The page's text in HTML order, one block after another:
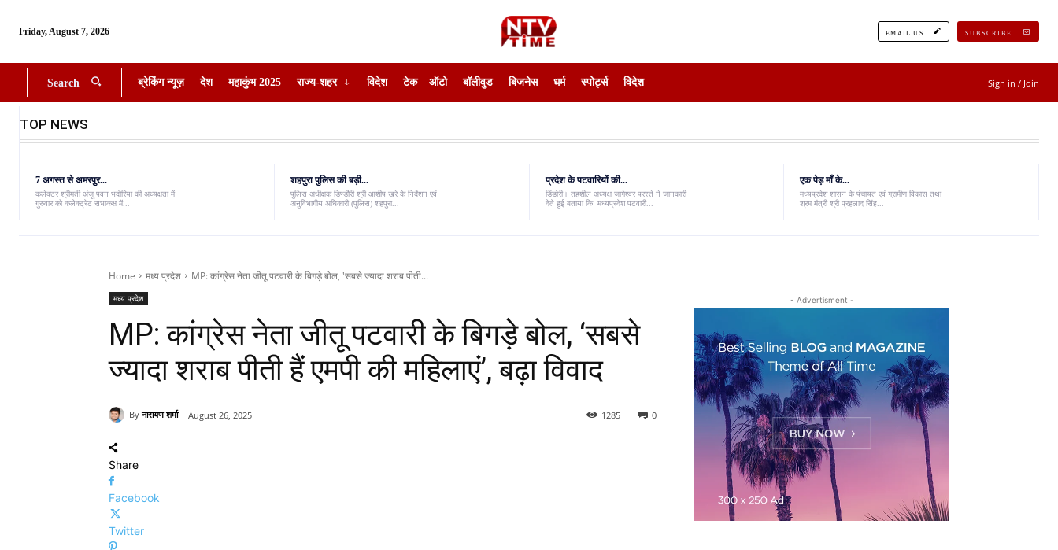
Friday, August 7, 2026 EMAIL US SUBSCRIBE
Search ब्रेकिंग न्यूज़ देश महाकुंभ 2025 राज्य-शहर विदेश टेक – ऑटो बॉलीवुड बिजनेस धर्म स्पोर्ट्स विदेश Sign in / Join
TOP NEWS
7 अगस्त से अमरपुर...
कलेक्टर श्रीमती अंजू पवन भदौरिया की अध्यक्षता में
गुरुवार को कलेक्ट्रेट सभाकक्ष में...
शहपुरा पुलिस की बड़ी...
पुलिस अधीक्षक डिण्डौरी श्री आशीष खरे के निर्देशन एवं
अनुविभागीय अधिकारी (पुलिस) शहपुरा...
प्रदेश के पटवारियों की...
डिंडोरी। तहशील अध्यक्ष जागेश्वर परस्ते ने जानकारी
देते हुई बताया कि मध्यप्रदेश पटवारी...
एक पेड़ माँ के...
मध्यप्रदेश शासन के पंचायत एवं ग्रामीण विकास तथा
श्रम मंत्री श्री प्रहलाद सिंह...
Home मध्य प्रदेश MP: कांग्रेस नेता जीतू पटवारी के बिगड़े बोल, 'सबसे ज्यादा शराब पीती...
मध्य प्रदेश
MP: कांग्रेस नेता जीतू पटवारी के बिगड़े बोल, ‘सबसे
ज्यादा शराब पीती हैं एमपी की महिलाएं’, बढ़ा विवाद
By नारायण शर्मा August 26, 2025 0
1285
Share
Facebook
Twitter
- Advertisment -